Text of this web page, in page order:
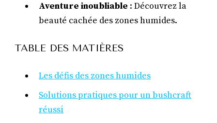
Aventure inoubliable : Découvrez la
beauté cachée des zones humides.
TABLE DES MATIÈRES
Les défis des zones humides
Solutions pratiques pour un bushcraft
réussi